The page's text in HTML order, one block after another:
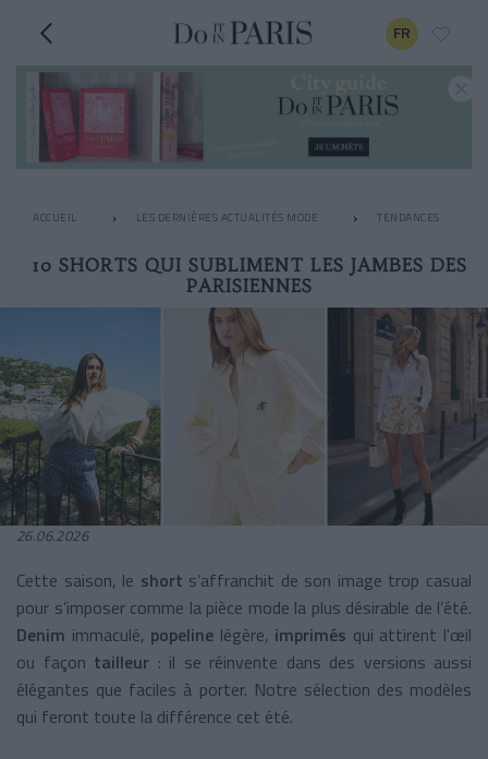
FR
ACCUEIL LES DERNIÈRES ACTUALITÉS MODE TENDANCES
10 SHORTS QUI SUBLIMENT LES JAMBES DES
PARISIENNES
26.06.2026
Cette saison, le short s’affranchit de son image trop casual
pour s’imposer comme la pièce mode la plus désirable de l’été.
Denim immaculé, popeline légère, imprimés qui attirent l'œil
ou façon tailleur : il se réinvente dans des versions aussi
élégantes que faciles à porter. Notre sélection des modèles
qui feront toute la différence cet été.